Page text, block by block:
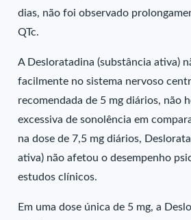
dias, não foi observado
QTc.
A Desloratadina (substância ativa)
facilmente no sistema nervoso
recomendada de 5 mg diários, não
excessiva de sonolência em
na dose de 7,5 mg diários,
ativa) não afetou o desempenho
estudos clínicos.
Em uma dose única de 5 mg, a